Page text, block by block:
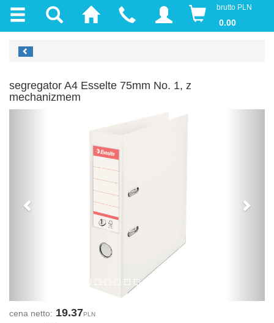
brutto PLN
0.00
segregator A4 Esselte 75mm No. 1, z
mechanizmem
cena netto: 19.37PLN